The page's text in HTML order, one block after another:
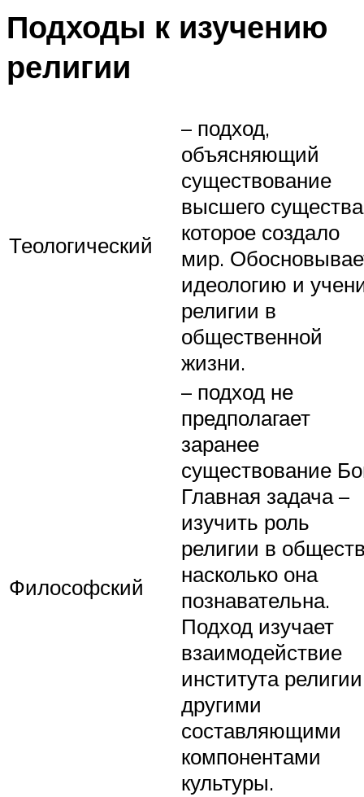
Подходы к изучению
религии
Теологический
– подход,
объясняющий
существование
высшего
которое создало
мир.
идеологию и
религии в
общественной
жизни.
Философский
– подход не
предполагает
заранее
существование
Главная задача –
изучить роль
религии в
насколько она
познавательна.
Подход изучает
взаимодействие
института
другими
составляющими
компонентами
культуры.